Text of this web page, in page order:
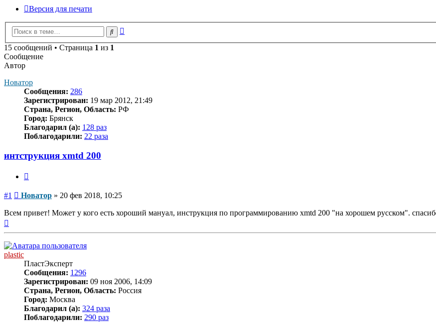
Версия для печати
Поиск
15 сообщений • Страница 1 из 1
Сообщение
Автор
Новатор
Сообщения: 286
Зарегистрирован: 19 мар 2012, 21:49
Страна, Регион, Область: РФ
Город: Брянск
Благодарил (а): 128 раз
Поблагодарили: 22 раза
интструкция xmtd 200
#1 Сообщение
Новатор » 20 фев 2018, 10:25
Всем привет! Может у кого есть хороший мануал, инструкция по программированию xmtd 200 "на хорошем русском".
plastic
ПластЭксперт
Сообщения: 1296
Зарегистрирован: 09 ноя 2006, 14:09
Страна, Регион, Область: Россия
Город: Москва
Благодарил (а): 324 раза
Поблагодарили: 290 раз